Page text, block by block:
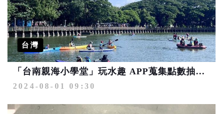
台灣
「台南親海小學堂」玩水趣 APP蒐集點數抽大獎
2024-08-01 09:30